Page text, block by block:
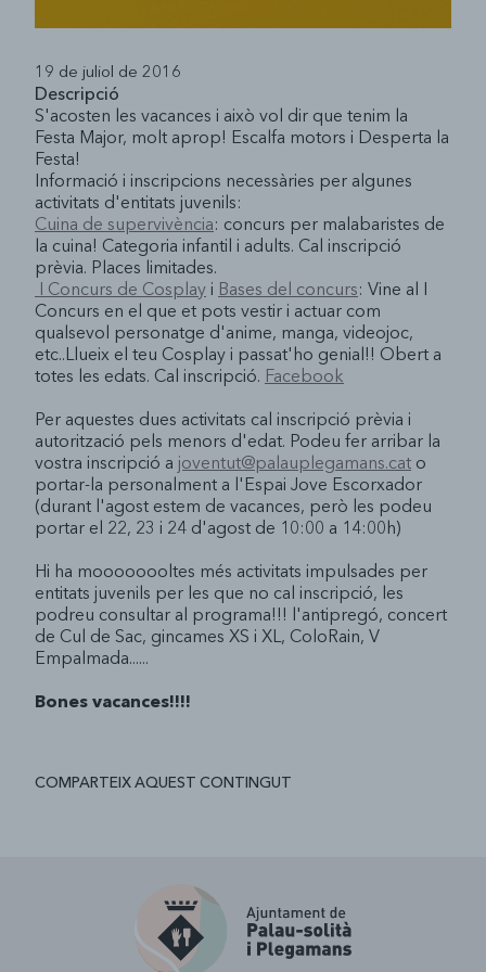
19 de juliol de 2016
Descripció
S'acosten les vacances i això vol dir que tenim la
Festa Major, molt aprop! Escalfa motors i Desperta la
Festa!
Informació i inscripcions necessàries per algunes
activitats d'entitats juvenils:
Cuina de supervivència: concurs per malabaristes de
la cuina! Categoria infantil i adults. Cal inscripció
prèvia. Places limitades.
I Concurs de Cosplay i Bases del concurs: Vine al I
Concurs en el que et pots vestir i actuar com
qualsevol personatge d'anime, manga, videojoc,
etc..Llueix el teu Cosplay i passat'ho genial!! Obert a
totes les edats. Cal inscripció. Facebook
Per aquestes dues activitats cal inscripció prèvia i
autorització pels menors d'edat. Podeu fer arribar la
vostra inscripció a joventut@palauplegamans.cat o
portar-la personalment a l'Espai Jove Escorxador
(durant l'agost estem de vacances, però les podeu
portar el 22, 23 i 24 d'agost de 10:00 a 14:00h)
Hi ha moooooooltes més activitats impulsades per
entitats juvenils per les que no cal inscripció, les
podreu consultar al programa!!! l'antipregó, concert
de Cul de Sac, gincames XS i XL, ColoRain, V
Empalmada......
Bones vacances!!!!
COMPARTEIX AQUEST CONTINGUT